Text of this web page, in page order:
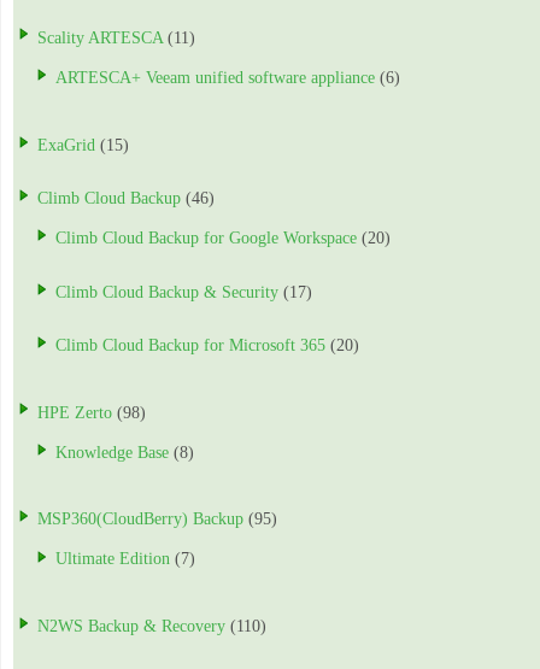
Scality ARTESCA (11)
ARTESCA+ Veeam unified software appliance (6)
ExaGrid (15)
Climb Cloud Backup (46)
Climb Cloud Backup for Google Workspace (20)
Climb Cloud Backup & Security (17)
Climb Cloud Backup for Microsoft 365 (20)
HPE Zerto (98)
Knowledge Base (8)
MSP360(CloudBerry) Backup (95)
Ultimate Edition (7)
N2WS Backup & Recovery (110)